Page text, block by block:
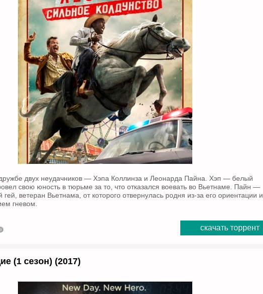
двух неудачников — Хэпа Коллинза и Леонарда Пайна. Хэп — белый
свою юность в тюрьме за то, что отказался воевать во Вьетнаме. Пайн —
ветеран Вьетнама, от которого отвернулась родня из-за его ориентации и
гневом.
скачать торрент
(1 сезон) (2017)